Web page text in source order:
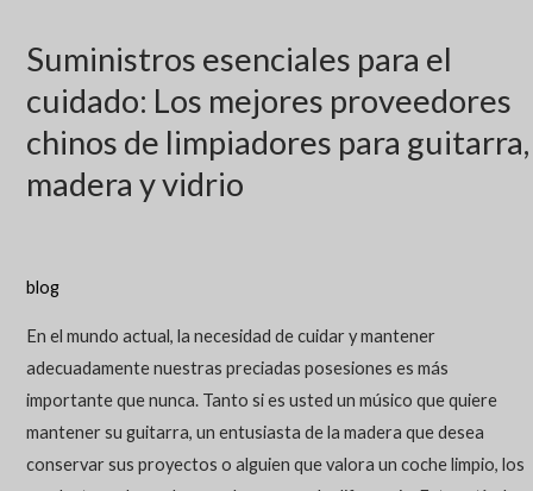
Suministros esenciales para el
cuidado: Los mejores proveedores
chinos de limpiadores para guitarra,
madera y vidrio
blog
En el mundo actual, la necesidad de cuidar y mantener
adecuadamente nuestras preciadas posesiones es más
importante que nunca. Tanto si es usted un músico que quiere
mantener su guitarra, un entusiasta de la madera que desea
conservar sus proyectos o alguien que valora un coche limpio, los